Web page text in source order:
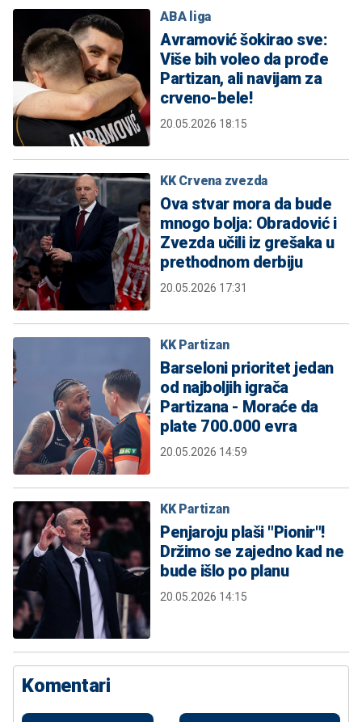
ABA liga
Avramović šokirao sve:
Više bih voleo da prođe
Partizan, ali navijam za
crveno-bele!
20.05.2026 18:15
KK Crvena zvezda
Ova stvar mora da bude
mnogo bolja: Obradović i
Zvezda učili iz grešaka u
prethodnom derbiju
20.05.2026 17:31
KK Partizan
Barseloni prioritet jedan
od najboljih igrača
Partizana - Moraće da
plate 700.000 evra
20.05.2026 14:59
KK Partizan
Penjaroju plaši "Pionir"!
Držimo se zajedno kad ne
bude išlo po planu
20.05.2026 14:15
Komentari